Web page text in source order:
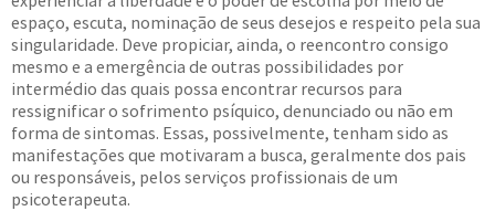
espaço, escuta, nominação de seus desejos e respeito pela sua
singularidade. Deve propiciar, ainda, o reencontro consigo
mesmo e a emergência de outras possibilidades por
intermédio das quais possa encontrar recursos para
ressignificar o sofrimento psíquico, denunciado ou não em
forma de sintomas. Essas, possivelmente, tenham sido as
manifestações que motivaram a busca, geralmente dos pais
ou responsáveis, pelos serviços profissionais de um
psicoterapeuta.